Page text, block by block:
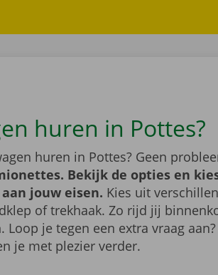
huren in Pottes?
huren in Pottes? Geen
Bekijk de opties en
jouw eisen. Kies uit
of trekhaak. Zo rijd jij
Loop je tegen een extra vraag
je met plezier verder.